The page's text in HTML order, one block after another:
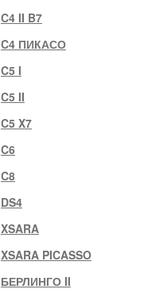
C4 II B7
C4 ПИКАСО
C5 I
C5 II
C5 X7
C6
C8
DS4
XSARA
XSARA PICASSO
БЕРЛИНГО II